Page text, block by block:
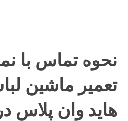
نحوه تماس با
تعمیر ماشین
هاید وان پلاس